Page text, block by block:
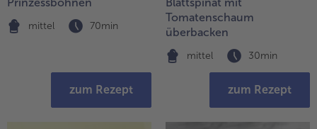
mittel 70min
zum Rezept
Tomatenschaum
überbacken
mittel 30min
zum Rezept